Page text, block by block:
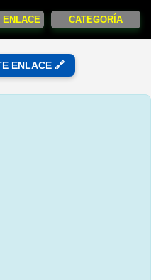
ENLACE CATEGORÍA
ENLACE 🔗